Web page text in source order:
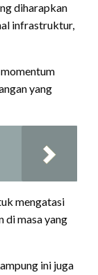
diharapkan
infrastruktur,
yang
mengatasi
di masa yang
ini juga